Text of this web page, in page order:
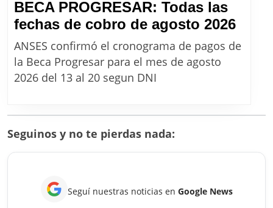
BECA PROGRESAR: Todas las
fechas de cobro de agosto 2026
ANSES confirmó el cronograma de pagos de
la Beca Progresar para el mes de agosto
2026 del 13 al 20 segun DNI
Seguinos y no te pierdas nada:
Seguí nuestras noticias en Google News